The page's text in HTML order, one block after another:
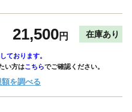
21,500円 在庫あり
ております。
い方はこちらでご確認ください。
額を調べる